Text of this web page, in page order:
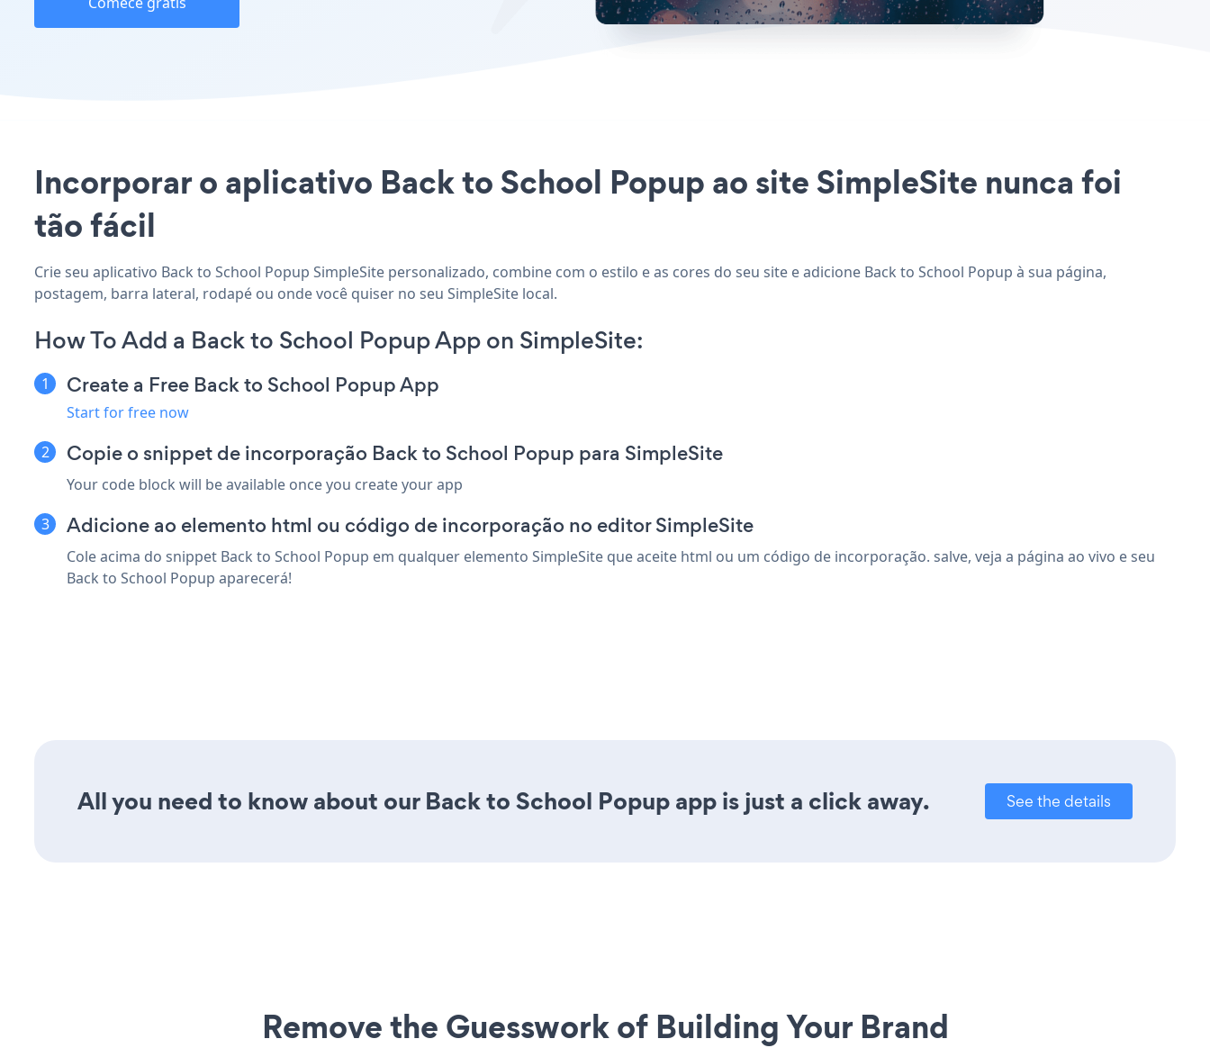
Incorporar o aplicativo Back to School Popup ao site SimpleSite nunca foi
tão fácil
Crie seu aplicativo Back to School Popup SimpleSite personalizado, combine com o estilo e as cores do seu site e adicione Back to School Popup à sua página,
postagem, barra lateral, rodapé ou onde você quiser no seu SimpleSite local.
How To Add a Back to School Popup App on SimpleSite:
Create a Free Back to School Popup App
Start for free now
Copie o snippet de incorporação Back to School Popup para SimpleSite
Your code block will be available once you create your app
Adicione ao elemento html ou código de incorporação no editor SimpleSite
Cole acima do snippet Back to School Popup em qualquer elemento SimpleSite que aceite html ou um código de incorporação. salve, veja a página ao vivo e seu
Back to School Popup aparecerá!
All you need to know about our Back to School Popup app is just a click away. See the details
Remove the Guesswork of Building Your Brand